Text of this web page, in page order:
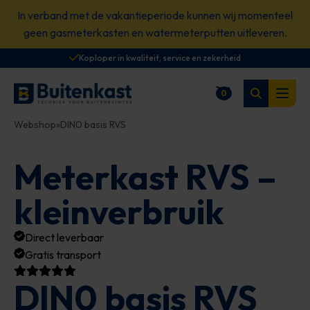
content
In verband met de vakantieperiode kunnen wij momenteel
geen gasmeterkasten en watermeterputten uitleveren.
Koploper in kwaliteit, service en zekerheid
0
Winkelwagen
Zoeken
Open
Webshop»DIN0 basis RVS
Meterkast RVS –
kleinverbruik
Direct leverbaar
Gratis transport
DIN0 basis RVS